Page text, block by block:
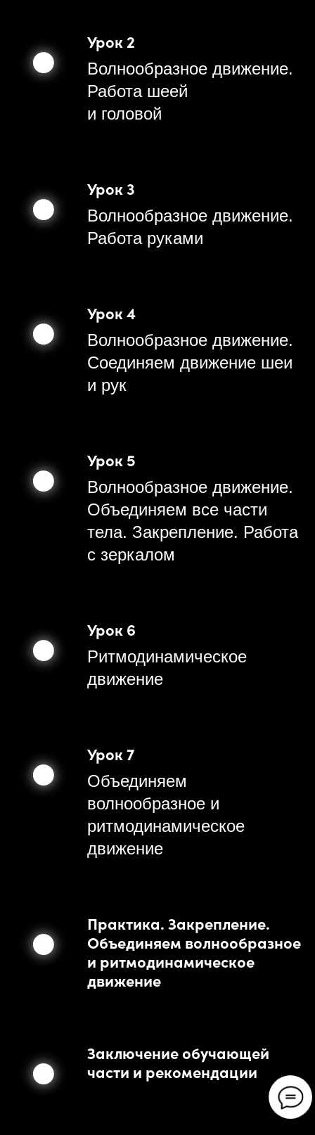
Урок 2
Волнообразное движение.
Работа шеей
и головой
Урок 3
Волнообразное движение.
Работа руками
Урок 4
Волнообразное движение.
Соединяем движение шеи
и рук
Урок 5
Волнообразное движение.
Объединяем все части
тела. Закрепление. Работа
с зеркалом
Урок 6
Ритмодинамическое
движение
Урок 7
Объединяем
волнообразное и
ритмодинамическое
движение
Практика. Закрепление.
Объединяем волнообразное
и ритмодинамическое
движение
Заключение обучающей
части и рекомендации